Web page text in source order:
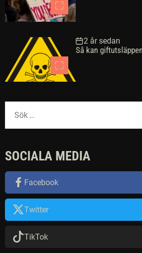
2 år sedan
Så kan
f
t
r
SOCIALA MEDIA
Facebook
Twitter
TikTok